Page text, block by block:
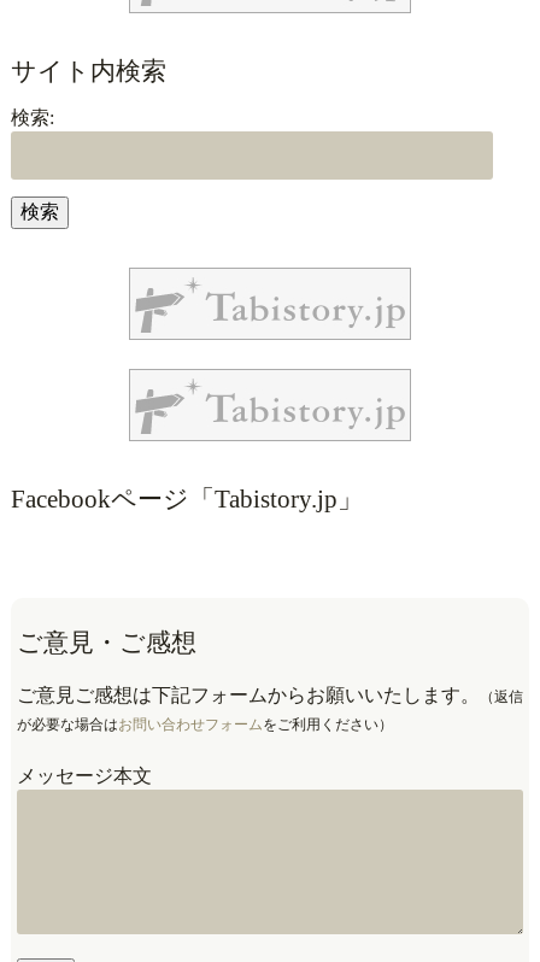
サイト内検索
検索:
Facebookページ「Tabistory.jp」
ご意見・ご感想
ご意見ご感想は下記フォームからお願いいたします。
（返信
が必要な場合はお問い合わせフォームをご利用ください）
メッセージ本文